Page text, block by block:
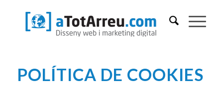
POLÍTICA DE COOKIES